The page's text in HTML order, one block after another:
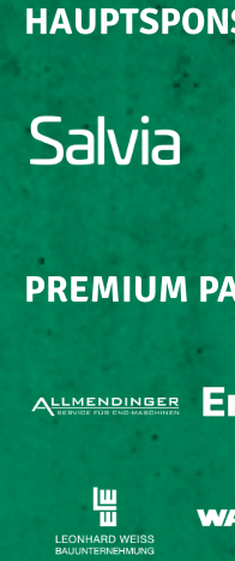
PREMIUM